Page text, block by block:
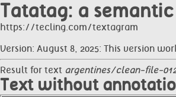
Tatatag: a
https://tecling.com/textagram
Version: August 8, 2025: This version
Result for text argentines/clean-file-
Text without